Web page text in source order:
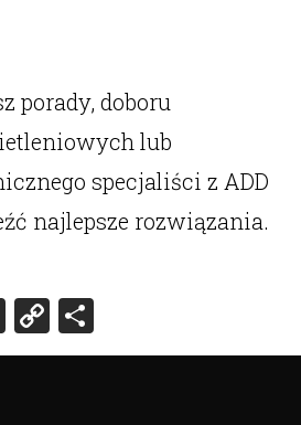
porady, doboru
lub
specjaliści z ADD
najlepsze rozwiązania.
LinkedIn
Copy
Link
Share